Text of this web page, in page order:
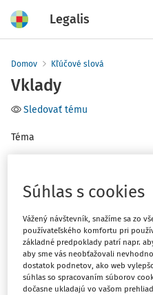
Legalis
Domov Kľúčové slová
Vklady
Sledovať tému
Téma
Filter
Počet vyhľadaných
Zoradiť podľa:
Najnovšie Najstaršie
Súhlas s cookies
Vážený návštevník, snažíme sa zo
používateľského komfortu pri
základné predpoklady patrí napr.
aby sme vás neobťažovali
dostatok podnetov, ako web
súhlas so spracovaním súborov
dočasne ukladajú vo vašom